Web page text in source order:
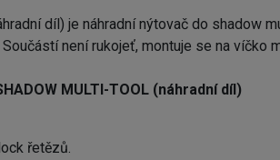
díl) je náhradní nýtovač do shadow
není rukojeť, montuje se na víčko
MULTI-TOOL (náhradní díl)
řetězů.